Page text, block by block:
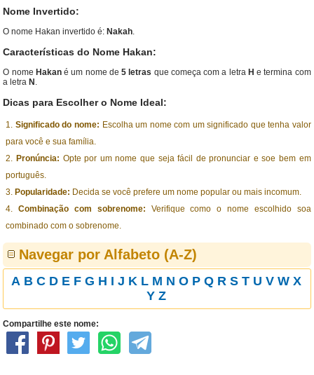
Nome Invertido:
O nome Hakan invertido é: Nakah.
Características do Nome Hakan:
O nome Hakané um nome de5 letras que começa com a letra H e termina com
a letra N .
Dicas para Escolher o Nome Ideal:
Significado do nome: Escolha um nome com um significado que tenha valor
para você e sua família.
Pronúncia: Opte por um nome que seja fácil de pronunciar e soe bem em
português.
Popularidade: Decida se você prefere um nome popular ou mais incomum.
Combinação com sobrenome: Verifique como o nome escolhido soa
combinado com o sobrenome.
Navegar por Alfabeto (A-Z)
A B C D E F G H I J K L M N O P Q R S T U V W X
Y Z
Compartilhe este nome: